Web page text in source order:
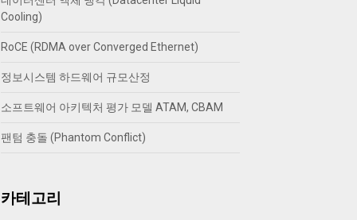
Cooling)
RoCE (RDMA over Converged Ethernet)
정보시스템 하드웨어 규모산정
소프트웨어 아키텍처 평가 모델 ATAM, CBAM
팬텀 충돌 (Phantom Conflict)
카테고리